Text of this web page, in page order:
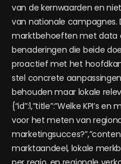
van de kernwaarden en
van nationale campagnes.
marktbehoeften met data
benaderingen die beide
proactief met het
stel concrete
behouden maar lokale
{“id”:1,”title”:”Welke KPI’s
voor het meten van
marktaandeel, lokale